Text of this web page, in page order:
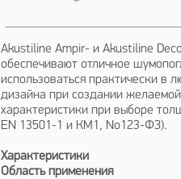
Akustiline Ampir- и Akustiline
обеспечивают отличное
использоваться практически в
дизайна при создании
характеристики при выборе
EN 13501-1 и КМ1, No123-ФЗ).
Характеристики
Область применения